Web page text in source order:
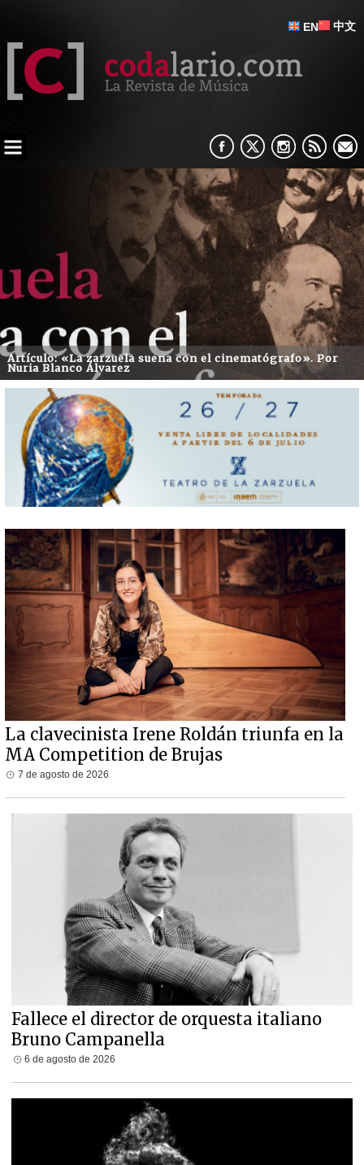
EN 中文
Artículo: «La zarzuela suena con el cinematógrafo». Por
Nuria Blanco Álvarez
La clavecinista Irene Roldán triunfa en la
MA Competition de Brujas
7 de agosto de 2026
Fallece el director de orquesta italiano
Bruno Campanella
6 de agosto de 2026